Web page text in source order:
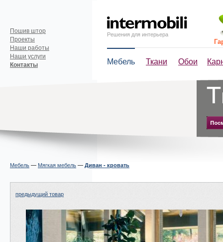
Решения для интерьера
Мебель Ткани Обои
Пошив штор
Проекты
Наши работы
Наши услуги
Контакты
Мебель— Мягкая мебель— Диван - кровать
предыдущий товар